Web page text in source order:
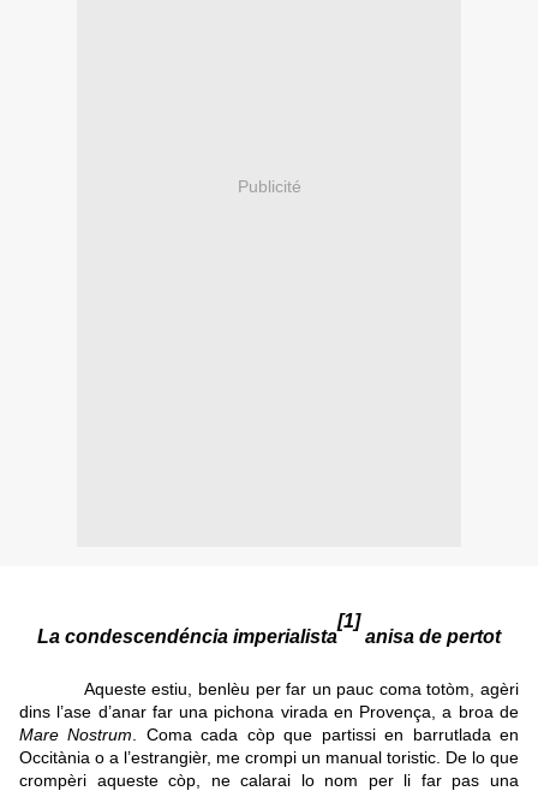
Publicité
La condescendéncia imperialista
[1]
anisa de pertot
Aqueste estiu, benlèu per far un pauc coma totòm, agèri
dins l’ase d’anar far una pichona virada en Provença, a broa de
Mare Nostrum . Coma cada còp que partissi en barrutlada en
Occitània o a l’estrangièr, me crompi un manual toristic. De lo que
crompèri aqueste còp, ne calarai lo nom per li far pas una